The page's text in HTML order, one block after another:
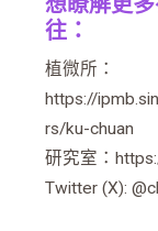
往：
植微所：
https://
rs/ku-chuan
研究室：
Twitter (X):